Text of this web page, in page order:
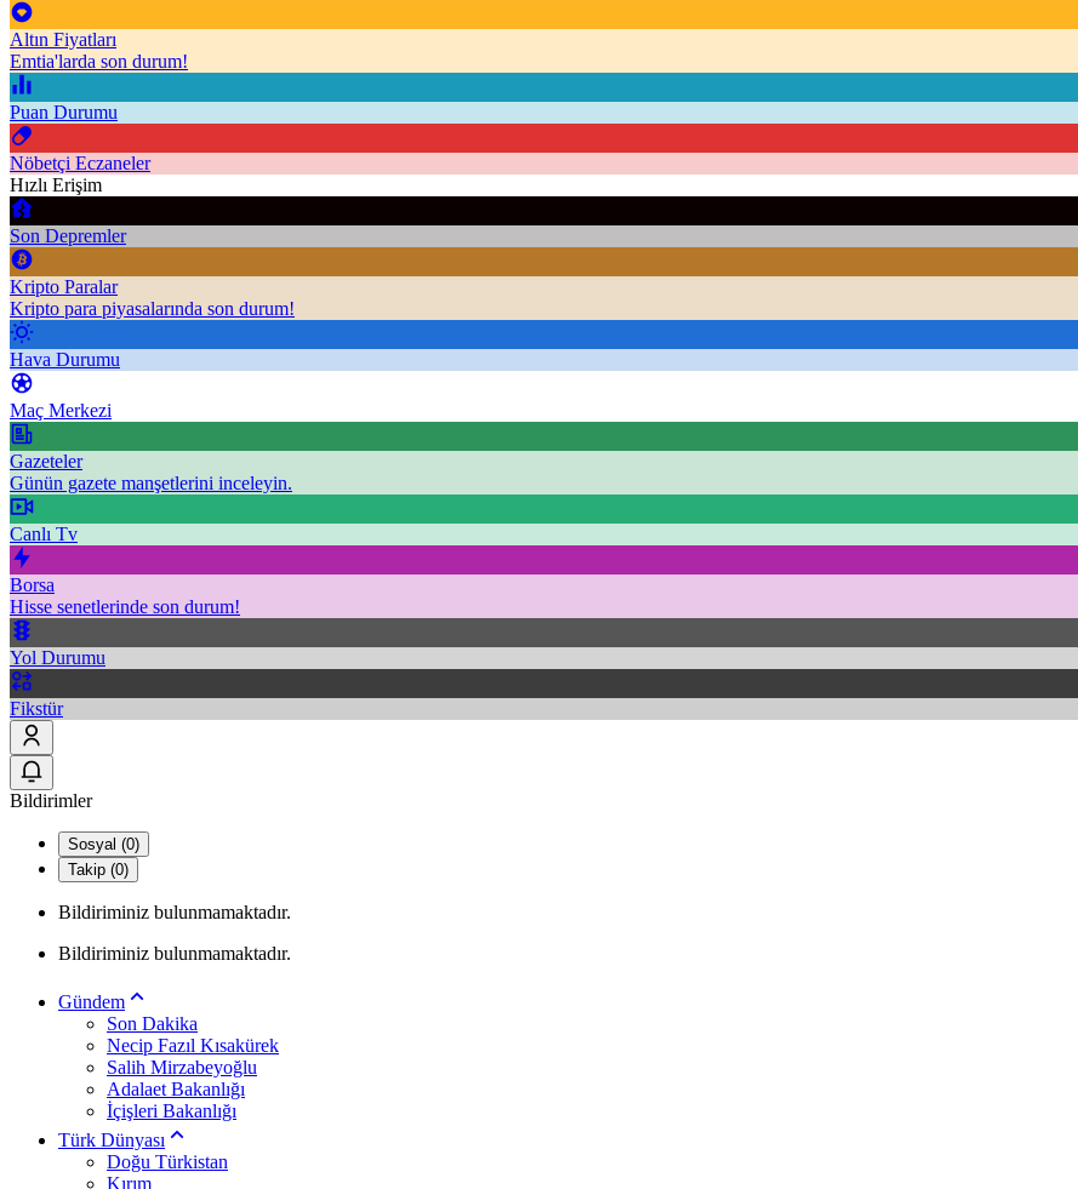
Altın Fiyatları
Emtia'larda son durum!
Puan Durumu
Nöbetçi Eczaneler
Hızlı Erişim
Son Depremler
Kripto Paralar
Kripto para piyasalarında son durum!
Hava Durumu
Maç Merkezi
Gazeteler
Günün gazete manşetlerini inceleyin.
Canlı Tv
Borsa
Hisse senetlerinde son durum!
Yol Durumu
Fikstür
Bildirimler
Sosyal (0)
Takip (0)
Bildiriminiz bulunmamaktadır.
Bildiriminiz bulunmamaktadır.
Gündem
Son Dakika
Necip Fazıl Kısakürek
Salih Mirzabeyoğlu
Adalaet Bakanlığı
İçişleri Bakanlığı
Türk Dünyası
Doğu Türkistan
Kırım